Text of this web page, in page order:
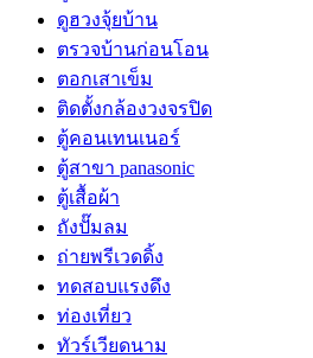
ดูฮวงจุ้ยบ้าน
ตรวจบ้านก่อนโอน
ตอกเสาเข็ม
ติดตั้งกล้องวงจรปิด
ตู้คอนเทนเนอร์
ตู้สาขา panasonic
ตู้เสื้อผ้า
ถังปั๊มลม
ถ่ายพรีเวดดิ้ง
ทดสอบแรงดึง
ท่องเที่ยว
ทัวร์เวียดนาม